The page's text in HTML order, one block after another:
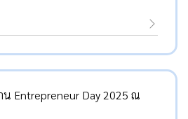
Entrepreneur Day 2025 ณ